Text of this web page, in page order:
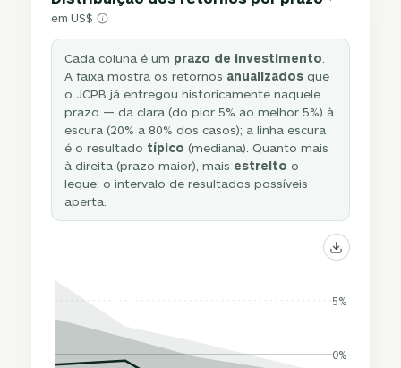
em US$
Cada coluna é um prazo de investimento
A faixa mostra os retornos anualizados que
o JCPB já entregou historicamente naquele
prazo — da clara (do pior 5% ao melhor 5%) à
escura (20% a 80% dos casos); a linha escura
é o resultado típico (mediana). Quanto mais
à direita (prazo maior), mais estreito o
leque: o intervalo de resultados possíveis
aperta.
0%
5%